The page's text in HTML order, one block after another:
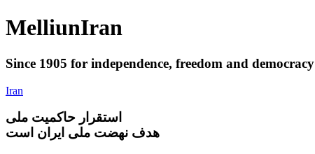
MelliunIran
Since 1905 for independence, freedom and democracy
Iran
استقرار حاکميت ملی
هدف نهضت ملی ایران است